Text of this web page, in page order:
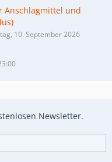
Anschlagmittel und
10. September 2026
Newsletter.